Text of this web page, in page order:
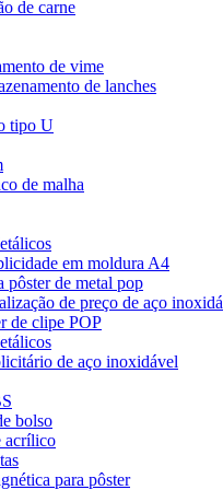
de carne
de vime
de lanches
tipo U
de malha
em moldura A4
pôster de metal pop
de preço de aço
de clipe POP
de aço inoxidável
bolso
acrílico
para pôster